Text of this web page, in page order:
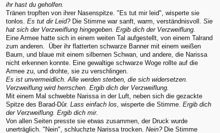
ihr hast du geholfen.
Tränen tropften von ihrer Nasenspitze. "Es tut mir leid", wisperte sie
tonlos. Es tut dir Leid?Die Stimme war sanft, warm, verständnisvoll. Sie
hat sich der Verzweiflung hingegeben. Ergib dich der Verzweiflung.
Eine Armee hatte sich in einem weiten Tal aufgestellt, von einem Talrand
zum anderen. Über ihr flatterten schwarze Banner mit einem weißen
Baum, und blaue mit einem silbernen Schwan, und andere, die Narissa
nicht erkennen konnte. Eine gewaltige schwarze Woge rollte auf die
Armee zu, und drohte, sie zu verschlingen.
Es ist unvermeidlich. Alle werden sterben, die sich widersetzen.
Verzweiflung wird herrschen. Ergib dich der Verzweiflung.
Mit einem Mal schwebte Narissa in der Luft, neben sich die gezackte
Spitze des Barad-Dûr. Lass einfach los, wisperte die Stimme. Ergib dich
der Verzweiflung. Ergib dich mir.
Von allen Seiten presste sie etwas zusammen, der Druck wurde
unerträglich. "Nein", schluchzte Narissa trocken. Nein?Die Stimme